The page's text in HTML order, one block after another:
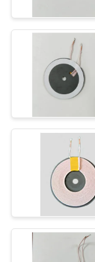
เว็บไซต์
PRIVACY
POLICY